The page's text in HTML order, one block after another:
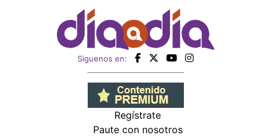
Siguenos en:
Regístrate
Paute con nosotros